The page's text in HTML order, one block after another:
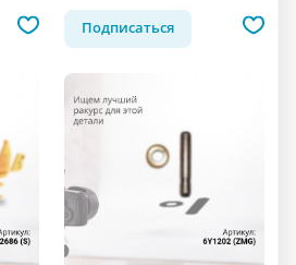
Подписаться